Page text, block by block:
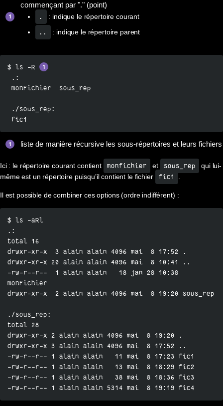
commençant par "." (point)
. : indique le répertoire courant
.. : indique le répertoire parent
$ ls -R
fic1
liste de manière récursive les sous-répertoires et leurs fichiers
Ici : le répertoire courant contient monfichier et sous_rep
qui lui-
même est un répertoire puisqu’il contient le fichier
fic1
Il est possible de combiner ces options (ordre indifférent) :
$ ls -aRl
.:
total 16
drwxr-xr-x  3 alain alain 4096 mai  8 17:52 .
drwxr-xr-x 20 alain alain 4096 mai  8 10:41 ..
-rw-r--r--  1 alain alain   18 jan 28 10:38
monFichier
drwxr-xr-x  2 alain alain 4096 mai  8 19:20 sous_rep
./sous_rep:
total 28
drwxr-xr-x 2 alain alain 4096 mai  8 19:20 .
drwxr-xr-x 3 alain alain 4096 mai  8 17:52 ..
-rw-r--r-- 1 alain alain   11 mai  8 17:23 fic1
-rw-r--r-- 1 alain alain   13 mai  8 18:29 fic2
-rw-r--r-- 1 alain alain   38 mai  8 18:36 fic3
-rw-r--r-- 1 alain alain 5314 mai  8 19:19 fic4